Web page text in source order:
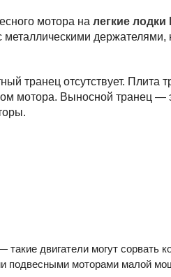
мотора на легкие
держателями,
транец отсутствует. Плита
мотора. Выносной транец —
такие двигатели могут сорвать
подвесными моторами малой